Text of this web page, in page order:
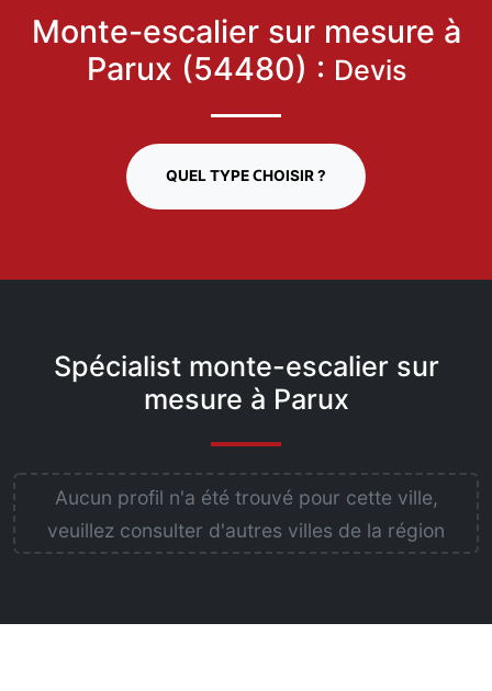
Monte-escalier sur mesure à
Parux (54480) : Devis
QUEL TYPE CHOISIR ?
Spécialist monte-escalier sur
mesure à Parux
Aucun profil n'a été trouvé pour cette ville,
veuillez consulter d'autres villes de la région